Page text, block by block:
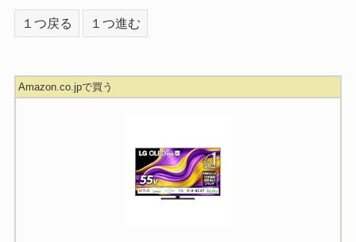
１つ戻る １つ進む
Amazon.co.jpで買う